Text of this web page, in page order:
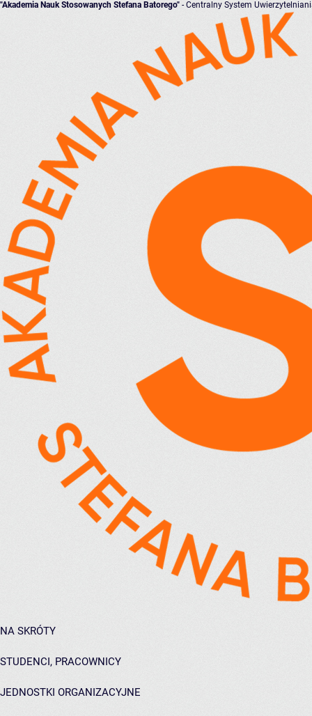
"Akademia Nauk Stosowanych Stefana Batorego" - Centralny System
NA SKRÓTY
STUDENCI, PRACOWNICY
JEDNOSTKI ORGANIZACYJNE